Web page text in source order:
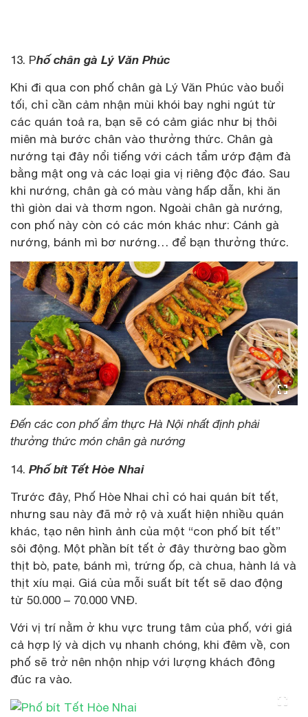
13. Phố chân gà Lý Văn Phúc
Khi đi qua con phố chân gà Lý Văn Phúc vào buổi
tối, chỉ cần cảm nhận mùi khói bay nghi ngút từ
các quán toả ra, bạn sẽ có cảm giác như bị thôi
miên mà bước chân vào thưởng thức. Chân gà
nướng tại đây nổi tiếng với cách tẩm ướp đậm đà
bằng mật ong và các loại gia vị riêng độc đáo. Sau
khi nướng, chân gà có màu vàng hấp dẫn, khi ăn
thì giòn dai và thơm ngon. Ngoài chân gà nướng,
con phố này còn có các món khác như: Cánh gà
nướng, bánh mì bơ nướng… để bạn thưởng thức.
Đến các con phố ẩm thực Hà Nội nhất định phải
thưởng thức món chân gà nướng
14. Phố bít Tết Hòe Nhai
Trước đây, Phố Hòe Nhai chỉ có hai quán bít tết,
nhưng sau này đã mở rộ và xuất hiện nhiều quán
khác, tạo nên hình ảnh của một “con phố bít tết”
sôi động. Một phần bít tết ở đây thường bao gồm
thịt bò, pate, bánh mì, trứng ốp, cà chua, hành lá và
thịt xíu mại. Giá của mỗi suất bít tết sẽ dao động
từ 50.000 – 70.000 VNĐ.
Với vị trí nằm ở khu vực trung tâm của phố, với giá
cả hợp lý và dịch vụ nhanh chóng, khi đêm về, con
phố sẽ trở nên nhộn nhịp với lượng khách đông
đúc ra vào.